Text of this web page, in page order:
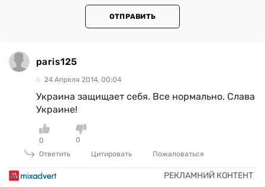
ОТПРАВИТЬ
paris125
24 Апреля 2014, 00:04
Украина защищает себя. Все нормально. Слава
Украине!
0
0
Ответить
Цитировать Пожаловаться